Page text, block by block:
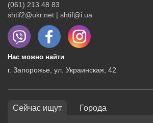
(061) 213 48 83
shtif2@ukr.net | shtif@i.ua
Нас можно найти
г. Запорожье, ул. Украинская, 42
Сейчас ищут Города